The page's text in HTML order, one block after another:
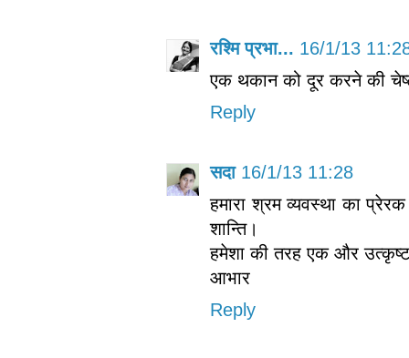
रश्मि प्रभा... 16/1/13
एक थकान को दूर करने की
Reply
सदा 16/1/13 11:28
हमारा श्रम व्यवस्था का
शान्ति।
हमेशा की तरह एक और
आभार
Reply